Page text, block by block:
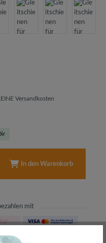
Versandkosten
In den Warenkorb
mit